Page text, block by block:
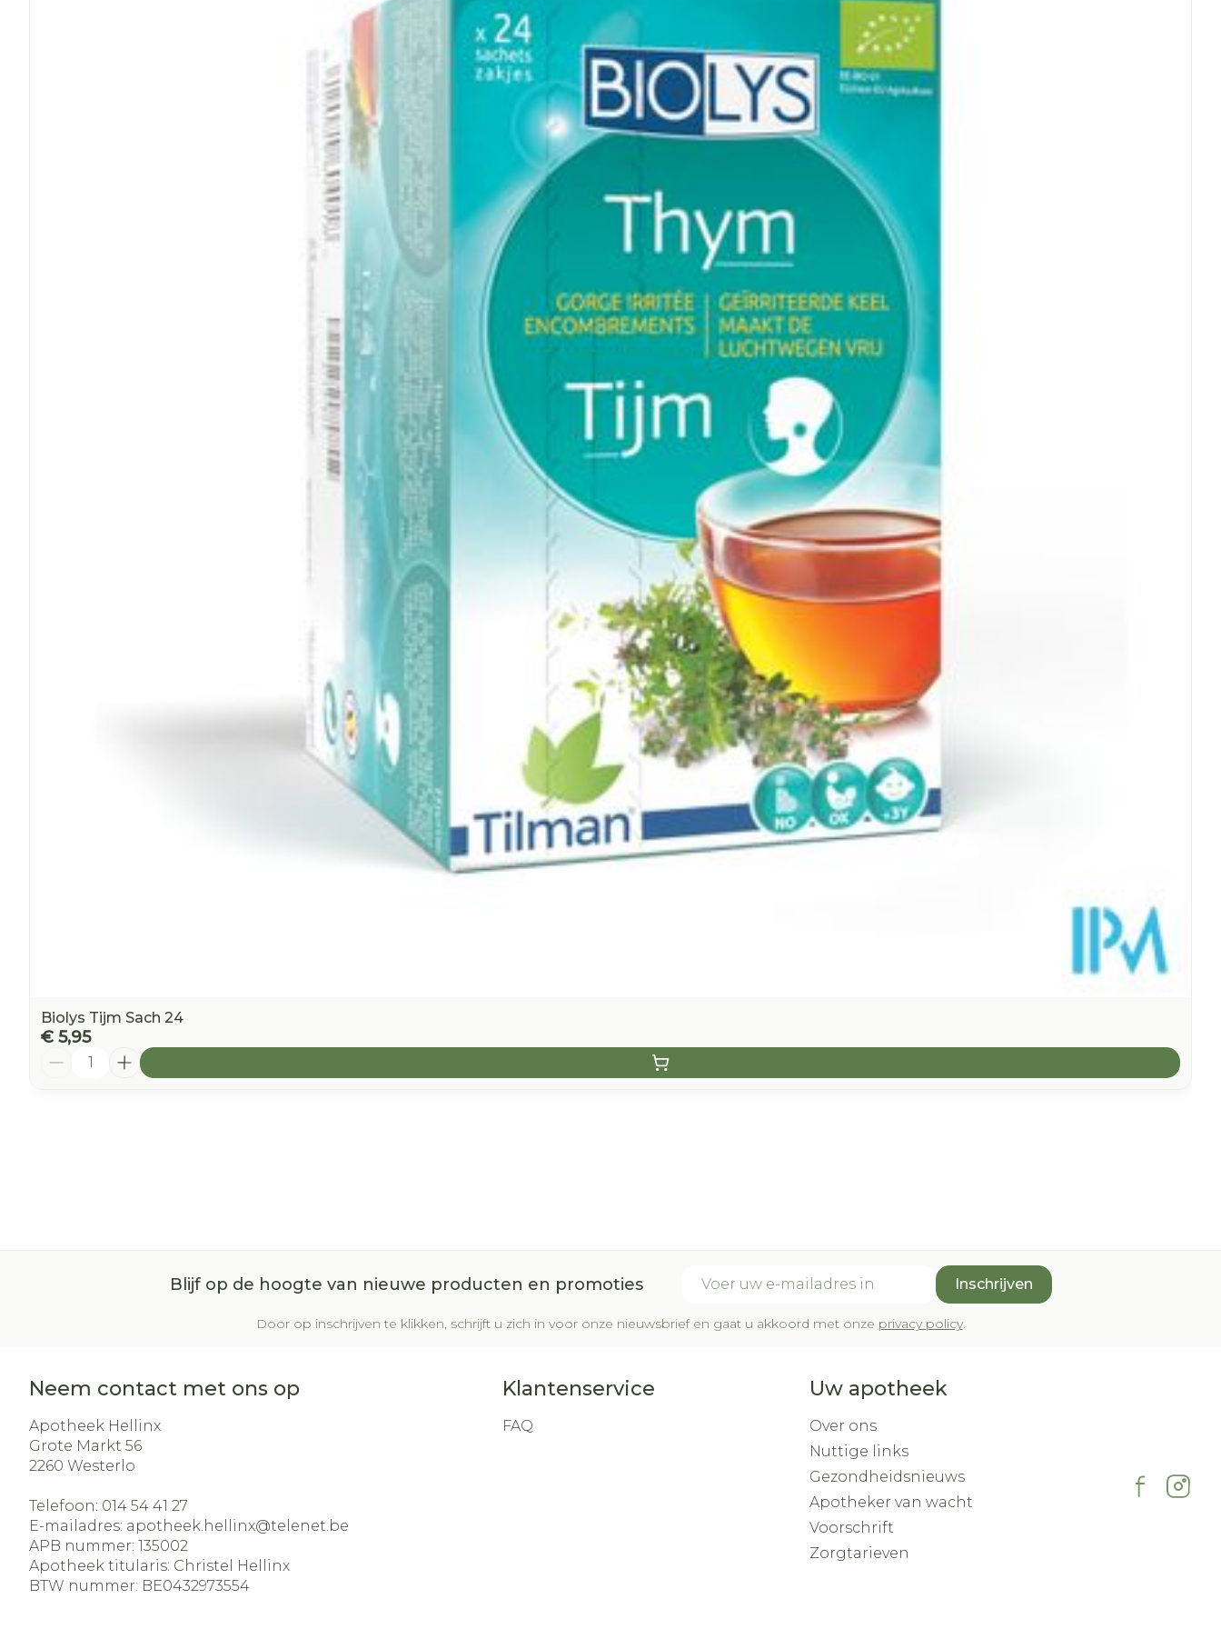
Behoud Kamertemperatuur (15°C - 25°C)
Biolys Tijm Sach 24
€ 5,95
Blijf op de hoogte van nieuwe producten en promoties Inschrijven
Door op inschrijven te klikken, schrijft u zich in voor onze nieuwsbrief en gaat u akkoord met onze privacy policy.
Neem contact met ons op
Apotheek Hellinx
Grote Markt 56
2260 Westerlo
Telefoon: 014 54 41 27
E-mailadres: apotheek.hellinx@telenet.be
APB nummer: 135002
Apotheek titularis: Christel Hellinx
BTW nummer: BE0432973554
Klantenservice
FAQ
Uw apotheek
Over ons
Nuttige links
Gezondheidsnieuws
Apotheker van wacht
Voorschrift
Zorgtarieven